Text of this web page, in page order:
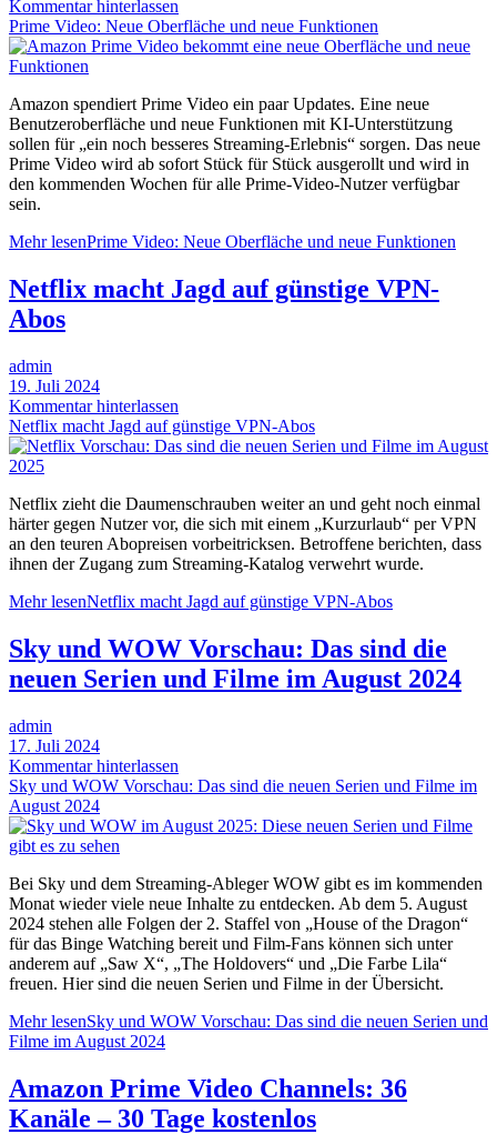
Kommentar hinterlassen
Prime Video: Neue Oberfläche und neue Funktionen
Amazon spendiert Prime Video ein paar Updates. Eine neue
Benutzeroberfläche und neue Funktionen mit KI-Unterstützung
sollen für „ein noch besseres Streaming-Erlebnis“ sorgen. Das neue
Prime Video wird ab sofort Stück für Stück ausgerollt und wird in
den kommenden Wochen für alle Prime-Video-Nutzer verfügbar
sein.
Mehr lesenPrime Video: Neue Oberfläche und neue Funktionen
Netflix macht Jagd auf günstige VPN-
Abos
admin
19. Juli 2024
Kommentar hinterlassen
Netflix macht Jagd auf günstige VPN-Abos
Netflix zieht die Daumenschrauben weiter an und geht noch einmal
härter gegen Nutzer vor, die sich mit einem „Kurzurlaub“ per VPN
an den teuren Abopreisen vorbeitricksen. Betroffene berichten, dass
ihnen der Zugang zum Streaming-Katalog verwehrt wurde.
Mehr lesenNetflix macht Jagd auf günstige VPN-Abos
Sky und WOW Vorschau: Das sind die
neuen Serien und Filme im August 2024
admin
17. Juli 2024
Kommentar hinterlassen
Sky und WOW Vorschau: Das sind die neuen Serien und Filme im
August 2024
Bei Sky und dem Streaming-Ableger WOW gibt es im kommenden
Monat wieder viele neue Inhalte zu entdecken. Ab dem 5. August
2024 stehen alle Folgen der 2. Staffel von „House of the Dragon“
für das Binge Watching bereit und Film-Fans können sich unter
anderem auf „Saw X“, „The Holdovers“ und „Die Farbe Lila“
freuen. Hier sind die neuen Serien und Filme in der Übersicht.
Mehr lesenSky und WOW Vorschau: Das sind die neuen Serien und
Filme im August 2024
Amazon Prime Video Channels: 36
Kanäle – 30 Tage kostenlos